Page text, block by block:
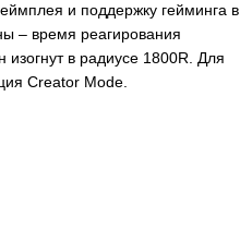
и поддержку гейминга в
– время реагирования
изогнут в радиусе 1800R. Для
Creator Mode.